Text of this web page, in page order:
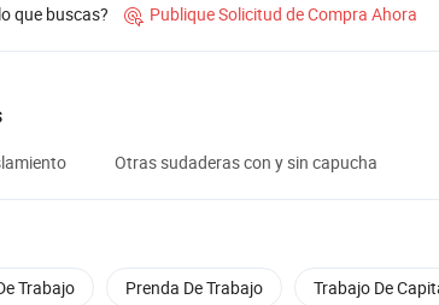
que buscas?  Publique Solicitud de Compra Ahora
Otras sudaderas con y sin capucha
Trabajo Prenda De Trabajo Trabajo De